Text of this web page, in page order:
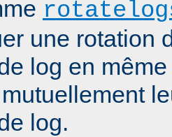
une rotation
log en
log.